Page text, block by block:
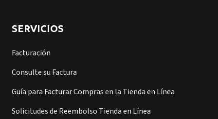
SERVICIOS
Facturación
Consulte su Factura
Guía para Facturar Compras en la Tienda en Línea
Solicitudes de Reembolso Tienda en Línea